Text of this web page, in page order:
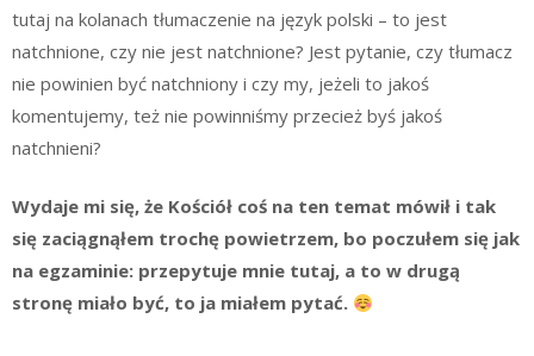
tutaj na kolanach tłumaczenie na język polski – to jest
natchnione, czy nie jest natchnione? Jest pytanie, czy tłumacz
nie powinien być natchniony i czy my, jeżeli to jakoś
komentujemy, też nie powinniśmy przecież byś jakoś
natchnieni?
Wydaje mi się, że Kościół coś na ten temat mówił i tak
się zaciągnąłem trochę powietrzem, bo poczułem się jak
na egzaminie: przepytuje mnie tutaj, a to w drugą
stronę miało być, to ja miałem pytać.